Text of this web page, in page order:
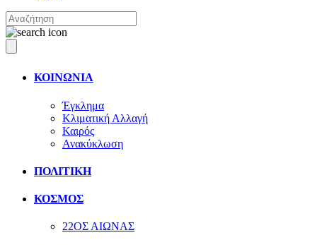
ΚΟΙΝΩΝΙΑ
Έγκλημα
Κλιματική Αλλαγή
Καιρός
Ανακύκλωση
ΠΟΛΙΤΙΚΗ
ΚΟΣΜΟΣ
22ΟΣ ΑΙΩΝΑΣ